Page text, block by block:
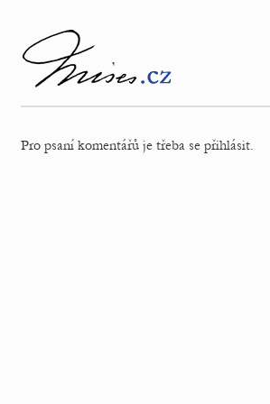
Pro psaní komentářů je třeba se přihlásit.